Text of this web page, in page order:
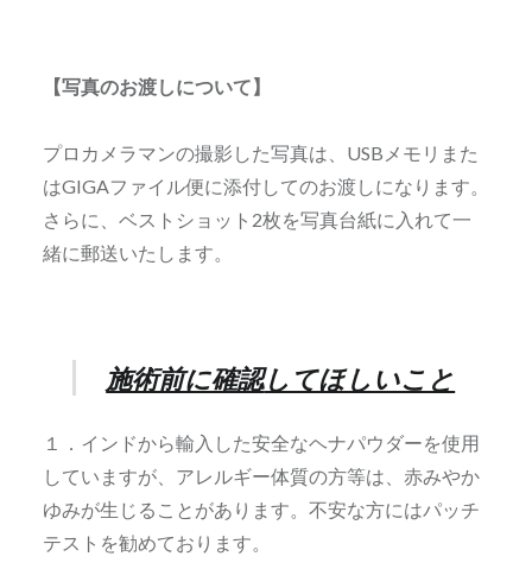
【写真のお渡しについて】
プロカメラマンの撮影した写真は、USBメモリまた
はGIGAファイル便に添付してのお渡しになります。
さらに、ベストショット2枚を写真台紙に入れて一
緒に郵送いたします。
施術前に確認してほしいこと
１．インドから輸入した安全なヘナパウダーを使用
していますが、アレルギー体質の方等は、赤みやか
ゆみが生じることがあります。不安な方にはパッチ
テストを勧めております。